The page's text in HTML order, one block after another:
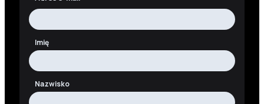
Imię
Nazwisko